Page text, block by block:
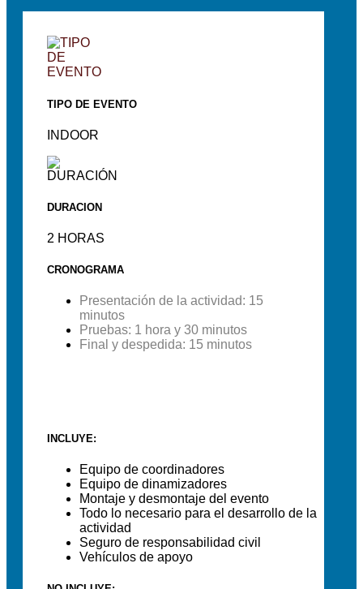
TIPO DE EVENTO
INDOOR
DURACION
2 HORAS
CRONOGRAMA
Presentación de la actividad: 15
minutos
Pruebas: 1 hora y 30 minutos
Final y despedida: 15 minutos
INCLUYE:
Equipo de coordinadores
Equipo de dinamizadores
Montaje y desmontaje del evento
Todo lo necesario para el desarrollo de la
actividad
Seguro de responsabilidad civil
Vehículos de apoyo